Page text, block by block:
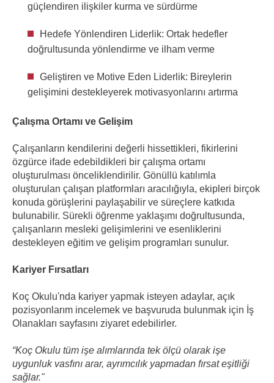
güçlendiren ilişkiler kurma ve sürdürme
Hedefe Yönlendiren Liderlik: Ortak hedefler
doğrultusunda yönlendirme ve ilham verme
Geliştiren ve Motive Eden Liderlik: Bireylerin
gelişimini destekleyerek motivasyonlarını artırma
Çalışma Ortamı ve Gelişim
Çalışanların kendilerini değerli hissettikleri, fikirlerini
özgürce ifade edebildikleri bir çalışma ortamı
oluşturulması önceliklendirilir. Gönüllü katılımla
oluşturulan çalışan platformları aracılığıyla, ekipleri birçok
konuda görüşlerini paylaşabilir ve süreçlere katkıda
bulunabilir. Sürekli öğrenme yaklaşımı doğrultusunda,
çalışanların mesleki gelişimlerini ve esenliklerini
destekleyen eğitim ve gelişim programları sunulur.
Kariyer Fırsatları
Koç Okulu'nda kariyer yapmak isteyen adaylar, açık
pozisyonlarım incelemek ve başvuruda bulunmak için İş
Olanakları sayfasını ziyaret edebilirler.
“Koç Okulu tüm işe alımlarında tek ölçü olarak işe
uygunluk vasfını arar, ayrımcılık yapmadan fırsat eşitliği
sağlar."